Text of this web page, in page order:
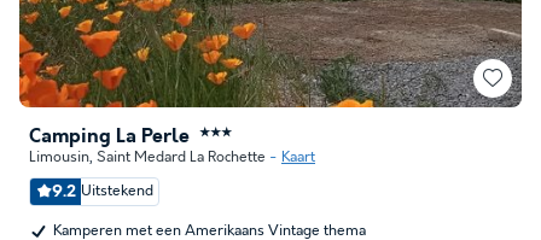
Camping La Perle ★★★
Limousin, Saint Medard La Rochette Kaart
9.2 Uitstekend
Kamperen met een Amerikaans Vintage thema